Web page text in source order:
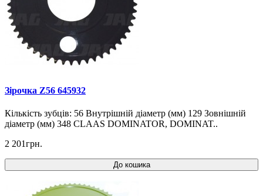
Зірочка Z56 645932
Кількість зубців: 56 Внутрішній діаметр (мм) 129 Зовнішній
діаметр (мм) 348 CLAAS DOMINATOR, DOMINAT..
2 201грн.
До кошика